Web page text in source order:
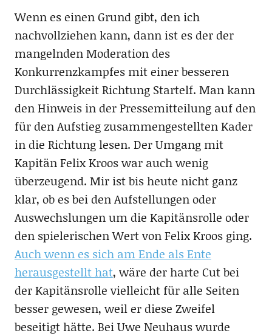
Wenn es einen Grund gibt, den ich
nachvollziehen kann, dann ist es der der
mangelnden Moderation des
Konkurrenzkampfes mit einer besseren
Durchlässigkeit Richtung Startelf. Man kann
den Hinweis in der Pressemitteilung auf den
für den Aufstieg zusammengestellten Kader
in die Richtung lesen. Der Umgang mit
Kapitän Felix Kroos war auch wenig
überzeugend. Mir ist bis heute nicht ganz
klar, ob es bei den Aufstellungen oder
Auswechslungen um die Kapitänsrolle oder
den spielerischen Wert von Felix Kroos ging.
Auch wenn es sich am Ende als Ente
herausgestellt hat, wäre der harte Cut bei
der Kapitänsrolle vielleicht für alle Seiten
besser gewesen, weil er diese Zweifel
beseitigt hätte. Bei Uwe Neuhaus wurde